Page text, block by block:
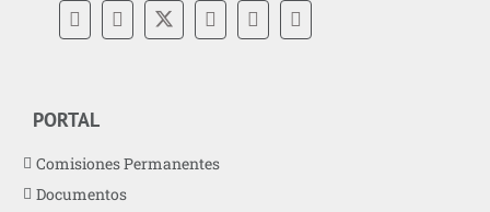
PORTAL
Comisiones Permanentes
Documentos